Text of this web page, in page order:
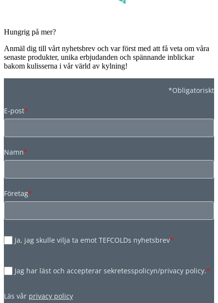
Hungrig på mer?
Anmäl dig till vårt nyhetsbrev och var först med att få veta om våra
senaste produkter, unika erbjudanden och spännande inblickar
bakom kulisserna i vår värld av kylning!
*Obligatoriskt
E-post*
Namn*
Företag*
Ja, jag skulle vilja ta emot TEFCOLDs nyhetsbrev*
Jag har läst och accepterar sekretesspolicyn/privacy policy.*
Läs vår privacy policy